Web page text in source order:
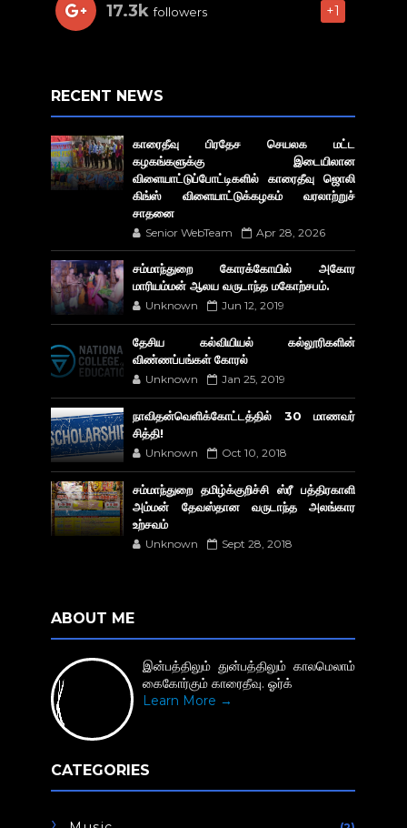
17.3k followers +1
RECENT NEWS
காரைதீவு பிரதேச செயலக மட்ட
கழகங்களுக்கு இடையிலான
விளையாட்டுப்போட்டிகளில் காரைதீவு ஜொலி
கிங்ஸ் விளையாட்டுக்கழகம் வரலாற்றுச்
சாதனை
Senior WebTeam Apr 28, 2026
சம்மாந்துறை கோரக்கோயில் அகோர​
மாரியம்மன் ஆலய வருடாந்த மகோற்சபம்.
Unknown Jun 12, 2019
தேசிய கல்வியியல் கல்லூரிகளின்
விண்ணப்பங்கள் கோரல்
Unknown Jan 25, 2019
நாவிதன்வெளிக்கோட்டத்தில் 30 மாணவர்
சித்தி!
Unknown Oct 10, 2018
சம்மாந்துறை தமிழ்க்குறிச்சி ஸ்ரீ பத்திரகாளி
அம்மன் தேவஸ்தான வருடாந்த அலங்கார
உற்சவம்
Unknown Sept 28, 2018
ABOUT ME
இன்பத்திலும் துன்பத்திலும் காலமெலாம்
கைகோர்கும் காரைதீவு. ஓர்க்
Learn More →
CATEGORIES